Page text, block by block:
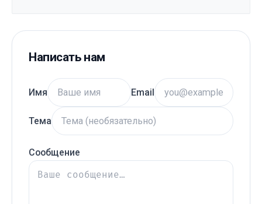
Написать нам
Имя Email
Тема
Сообщение